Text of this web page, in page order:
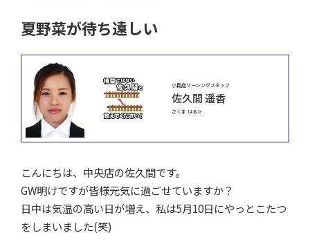
夏野菜が待ち遠しい
小島店リーシングスタッフ
佐久間 遥香
さくま はるか
こんにちは、中央店の佐久間です。
GW明けですが皆様元気に過ごせていますか？
日中は気温の高い日が増え、私は5月10日にやっとこたつ
をしまいました(笑)